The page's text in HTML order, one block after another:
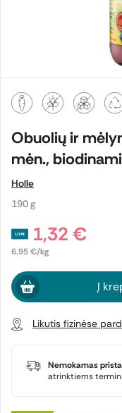
Obuolių ir
mėn.,
Holle
190 g
1,32 €
6.95 €/kg
Į
Likutis fizinėse
Nemokamas
atrinktiems